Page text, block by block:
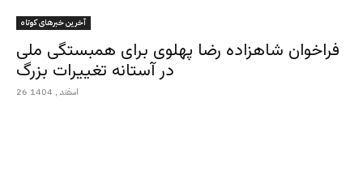
آخرین خبرهای کوتاه
فراخوان شاهزاده رضا پهلوی برای همبستگی ملی
در آستانه تغییرات بزرگ
26 اسفند , 1404